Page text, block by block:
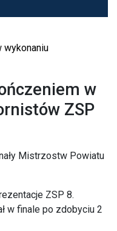
wykonaniu
w
ZSP
Mistrzostw Powiatu
ZSP 8.
w finale po zdobyciu 2